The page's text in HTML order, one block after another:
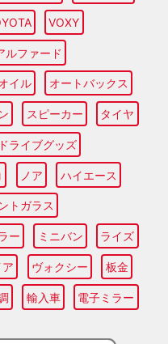
VOXY
ルファード
イル オートバックス
スピーカー タイヤ
ドライブグッズ
ノア ハイエース
トガラス
ー ミニバン ライズ
ヴォクシー 板金
輸入車 電子ミラー